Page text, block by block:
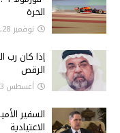
الحرة
نوفمبر 28, 2020
إذا كان رب
الرقص
أغسطس 23, 2021
السفير
الاعتيادية